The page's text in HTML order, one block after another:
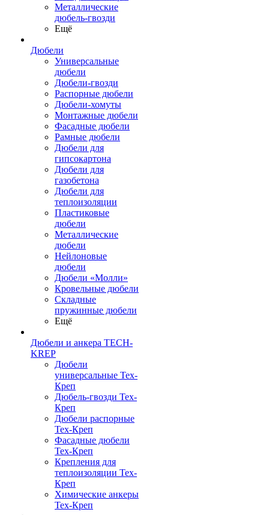
Металлические
дюбель-гвозди
Ещё
Дюбели
Универсальные
дюбели
Дюбели-гвозди
Распорные дюбели
Дюбели-хомуты
Монтажные дюбели
Фасадные дюбели
Рамные дюбели
Дюбели для
гипсокартона
Дюбели для
газобетона
Дюбели для
теплоизоляции
Пластиковые
дюбели
Металлические
дюбели
Нейлоновые
дюбели
Дюбели «Молли»
Кровельные дюбели
Складные
пружинные дюбели
Ещё
Дюбели и анкера TECH-
KREP
Дюбели
универсальные Тех-
Креп
Дюбель-гвозди Тех-
Креп
Дюбели распорные
Тех-Креп
Фасадные дюбели
Тех-Креп
Крепления для
теплоизоляции Тех-
Креп
Химические анкеры
Тех-Креп